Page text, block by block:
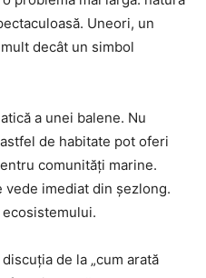
Uneori, un
decât un simbol
a unei balene. Nu
de habitate pot oferi
comunități marine.
vede imediat din șezlong.
de la „cum arată